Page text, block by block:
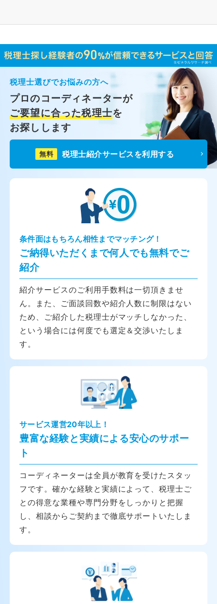
税理士選びでお悩みの方へ
プロのコーディネーターが
ご要望に合った税理士を
お探しします
無料 税理士紹介サービスを利用する
条件面はもちろん相性までマッチング！
ご納得いただくまで何人でも無料でご
紹介
紹介サービスのご利用手数料は一切頂きませ
ん。また、ご面談回数や紹介人数に制限はない
ため、ご紹介した税理士がマッチしなかった、
という場合には何度でも選定＆交渉いたしま
す。
サービス運営20年以上！
豊富な経験と実績による安心のサポー
ト
コーディネーターは全員が教育を受けたスタッ
フです。確かな経験と実績によって、税理士ご
との得意な業種や専門分野をしっかりと把握
し、相談からご契約まで徹底サポートいたしま
す。